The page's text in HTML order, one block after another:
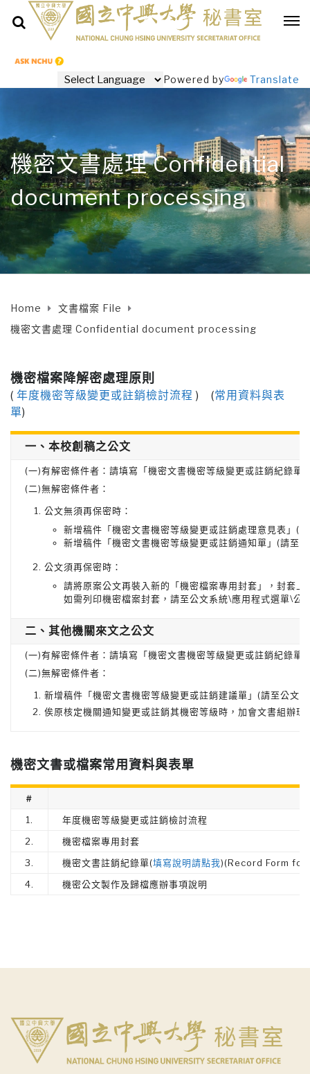
Powered by Translate
機密文書處理 Confidential
document processing
Home
文書檔案 File
機密文書處理 Confidential document processing
機密檔案降解密處理原則
( 年度機密等級變更或註銷檢討流程 ) (常用資料與表
單)
一、本校創稿之公文
(一)有解密條件者：請填寫「機密文書機密等級變更或註銷紀錄單
(二)無解密條件者：
公文無須再保密時：
新增稿件「機密文書機密等級變更或註銷處理意見表」(
新增稿件「機密文書機密等級變更或註銷通知單」(請至
公文須再保密時：
請將原案公文再裝入新的「機密檔案專用封套」，封套
如需列印機密檔案封套，請至公文系統\應用程式選單\公
二、其他機關來文之公文
(一)有解密條件者：請填寫「機密文書機密等級變更或註銷紀錄單
(二)無解密條件者：
新增稿件「機密文書機密等級變更或註銷建議單」(請至公文
俟原核定機關通知變更或註銷其機密等級時，加會文書組辦理
機密文書或檔案常用資料與表單
#
1.
年度機密等級變更或註銷檢討流程
2.
機密檔案專用封套
3.
機密文書註銷紀錄單(填寫說明請點我)(Record Form
4.
機密公文製作及歸檔應辦事項說明